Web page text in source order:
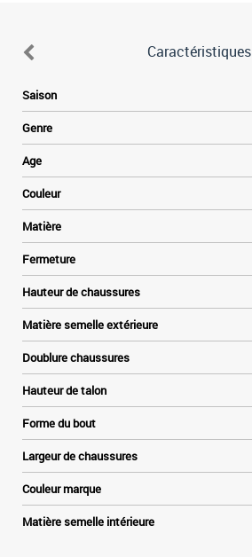
Caractéristiques
Saison
Genre
Age
Couleur
Matière
Fermeture
Hauteur de chaussures
Matière semelle extérieure
Doublure chaussures
Hauteur de talon
Forme du bout
Largeur de chaussures
Couleur marque
Matière semelle intérieure